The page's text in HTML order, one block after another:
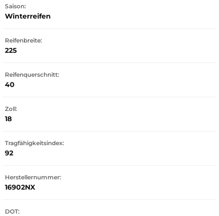
Saison:
Winterreifen
Reifenbreite:
225
Reifenquerschnitt:
40
Zoll:
18
Tragfähigkeitsindex:
92
Herstellernummer:
16902NX
DOT: